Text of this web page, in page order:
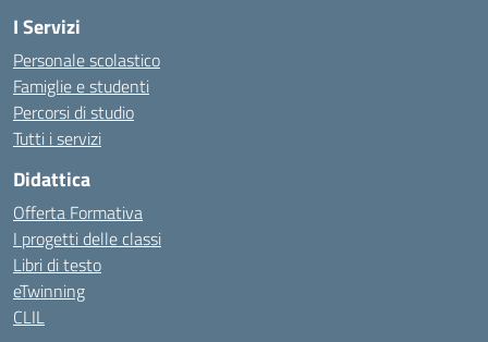
I Servizi
Personale scolastico
Famiglie e studenti
Percorsi di studio
Tutti i servizi
Didattica
Offerta Formativa
I progetti delle classi
Libri di testo
eTwinning
CLIL